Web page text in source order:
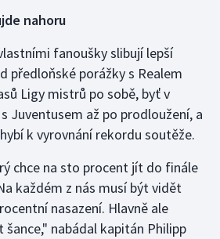
nahoru
fanoušky slibují lepší
předloňské porážky s Realem
Ligy mistrů po sobě, byť v
Juventusem až po prodloužení, a
k vyrovnání rekordu soutěže.
chce na sto procent jít do finále
každém z nás musí být vidět
nasazení. Hlavně ale
nabádal kapitán Philipp